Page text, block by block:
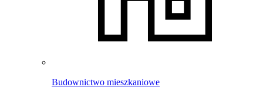
Budownictwo mieszkaniowe